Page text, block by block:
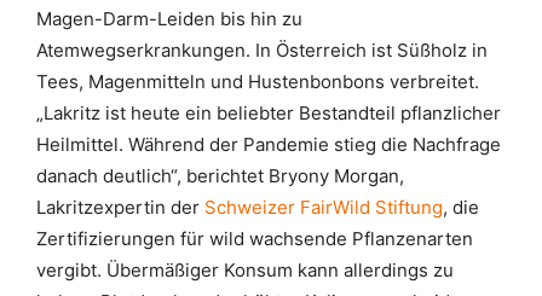
Magen-Darm-Leiden bis hin zu
Atemwegserkrankungen. In Österreich ist Süßholz in
Tees, Magenmitteln und Hustenbonbons verbreitet.
„Lakritz ist heute ein beliebter Bestandteil pflanzlicher
Heilmittel. Während der Pandemie stieg die Nachfrage
danach deutlich“, berichtet Bryony Morgan,
Lakritzexpertin der Schweizer FairWild Stiftung, die
Zertifizierungen für wild wachsende Pflanzenarten
vergibt. Übermäßiger Konsum kann allerdings zu